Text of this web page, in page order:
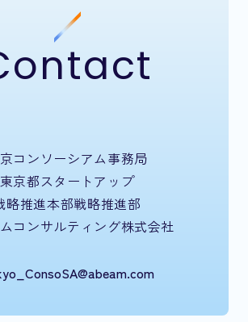
コンソーシアム事務局
東京都スタートアップ
略推進本部戦略推進部
コンサルティング株式会社